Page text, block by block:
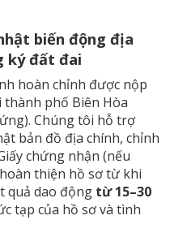
biến động địa
ký đất đai
hoàn chỉnh được nộp
phố Biên Hòa
Chúng tôi hỗ trợ
bản đồ địa chính, chỉnh
chứng nhận (nếu
thiện hồ sơ từ khi
quả dao động từ 15–30
tạp của hồ sơ và tình